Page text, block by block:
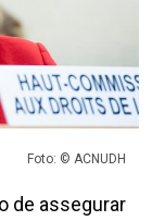
Foto: © ACNUDH
de assegurar